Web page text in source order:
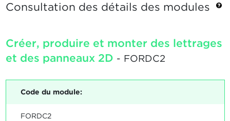
Consultation des détails des modules
Créer, produire et monter des lettrages
et des panneaux 2D - FORDC2
Code du module:
FORDC2